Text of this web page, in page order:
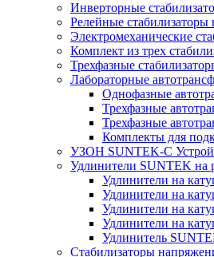
Инверторные
Релейные
Электромеханические
Комплект из трех
Трехфазные
Лабораторные
Однофазные
Трехфазные
Трехфазные
Комплекты для
УЗОН SUNTEK-C
Удлинители SUNTEK на
Удлинители на
Удлинители на
Удлинители на
Удлинители на
Удлинитель
Стабилизаторы